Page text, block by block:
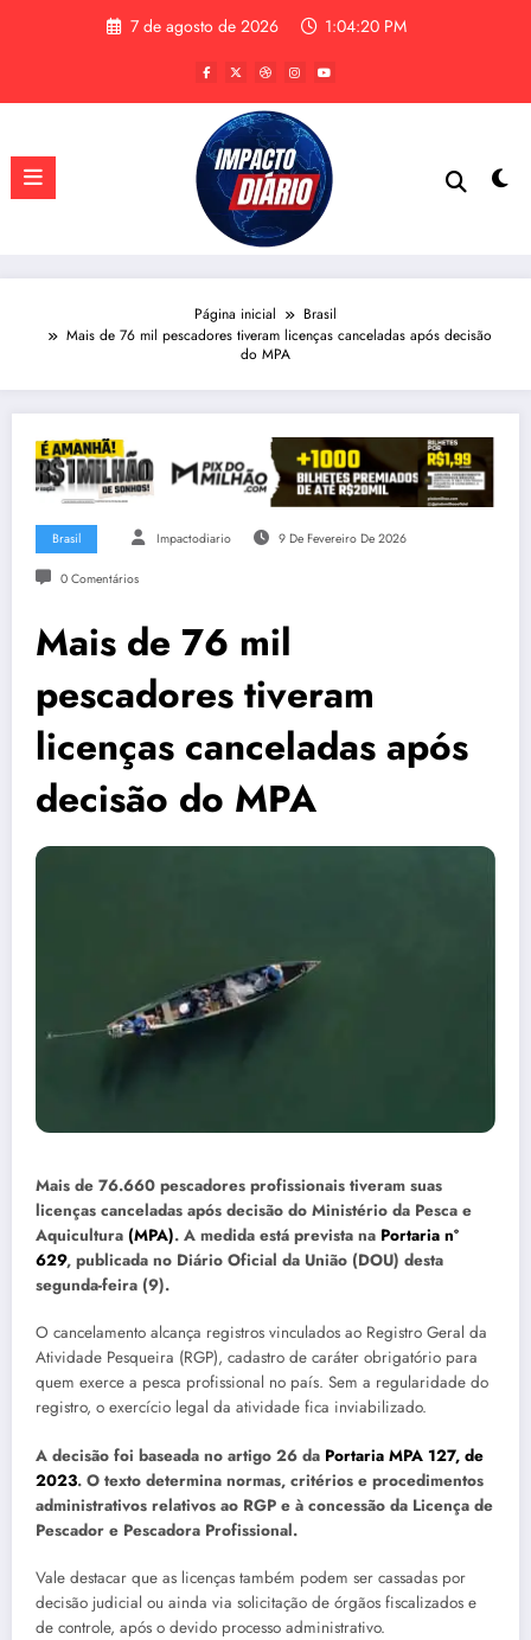
7 de agosto de 2026 1:04:21 PM
Página inicial
Brasil
Mais de 76 mil pescadores tiveram licenças canceladas após decisão
do MPA
Brasil Impactodiario 9 De Fevereiro De 2026
0 Comentários
Mais de 76 mil
pescadores tiveram
licenças canceladas após
decisão do MPA
Mais de 76.660 pescadores profissionais tiveram suas
licenças canceladas após decisão do Ministério da Pesca e
Aquicultura (MPA). A medida está prevista na Portaria nº
629, publicada no Diário Oficial da União (DOU) desta
segunda-feira (9).
O cancelamento alcança registros vinculados ao Registro Geral da
Atividade Pesqueira (RGP), cadastro de caráter obrigatório para
quem exerce a pesca profissional no país. Sem a regularidade do
registro, o exercício legal da atividade fica inviabilizado.
A decisão foi baseada no artigo 26 da Portaria MPA 127, de
2023. O texto determina normas, critérios e procedimentos
administrativos relativos ao RGP e à concessão da Licença de
Pescador e Pescadora Profissional.
Vale destacar que as licenças também podem ser cassadas por
decisão judicial ou ainda via solicitação de órgãos fiscalizados e
de controle, após o devido processo administrativo.